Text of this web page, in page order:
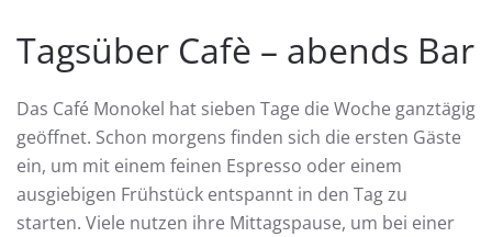
Tagsüber Cafè – abends Bar
Das Café Monokel hat sieben Tage die Woche ganztägig
geöffnet. Schon morgens finden sich die ersten Gäste
ein, um mit einem feinen Espresso oder einem
ausgiebigen Frühstück entspannt in den Tag zu
starten. Viele nutzen ihre Mittagspause, um bei einer